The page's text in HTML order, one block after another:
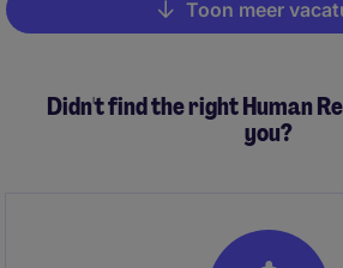
Pagination
Toon meer
Didn't find the right Human
you?